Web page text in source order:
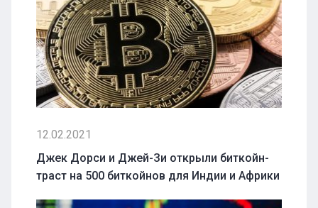
12.02.2021
Джек Дорси и Джей-Зи открыли биткойн-
траст на 500 биткойнов для Индии и Африки